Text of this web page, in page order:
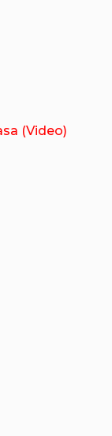
(Video)